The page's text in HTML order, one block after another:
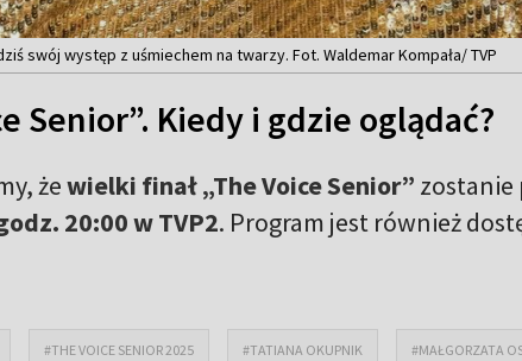
swój występ z uśmiechem na twarzy. Fot. Waldemar Kompała/ TVP
Senior”. Kiedy i gdzie oglądać?
żewielki finał „The Voice Senior” zostanie
20:00 w TVP2. Program jest również
#THE VOICE SENIOR 2025 #TATIANA OKUPNIK #MAŁGORZATA